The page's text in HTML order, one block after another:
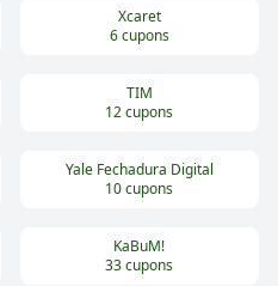
Xcaret
6cupons
TIM
12cupons
Yale Fechadura Digital
10cupons
KaBuM!
33cupons